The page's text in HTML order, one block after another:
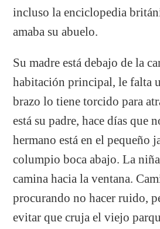
incluso la enciclopedia
amaba su abuelo.
Su madre está debajo de la
habitación principal, le falta
brazo lo tiene torcido para
está su padre, hace días que
hermano está en el pequeño
columpio boca abajo. La
camina hacia la ventana.
procurando no hacer ruido,
evitar que cruja el viejo